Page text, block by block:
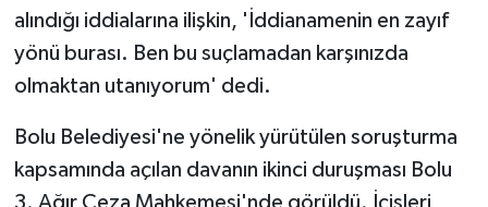
alındığı iddialarına ilişkin, 'İddianamenin en zayıf
yönü burası. Ben bu suçlamadan karşınızda
olmaktan utanıyorum' dedi.
Bolu Belediyesi'ne yönelik yürütülen soruşturma
kapsamında açılan davanın ikinci duruşması Bolu
3. Ağır Ceza Mahkemesi'nde görüldü. İçişleri